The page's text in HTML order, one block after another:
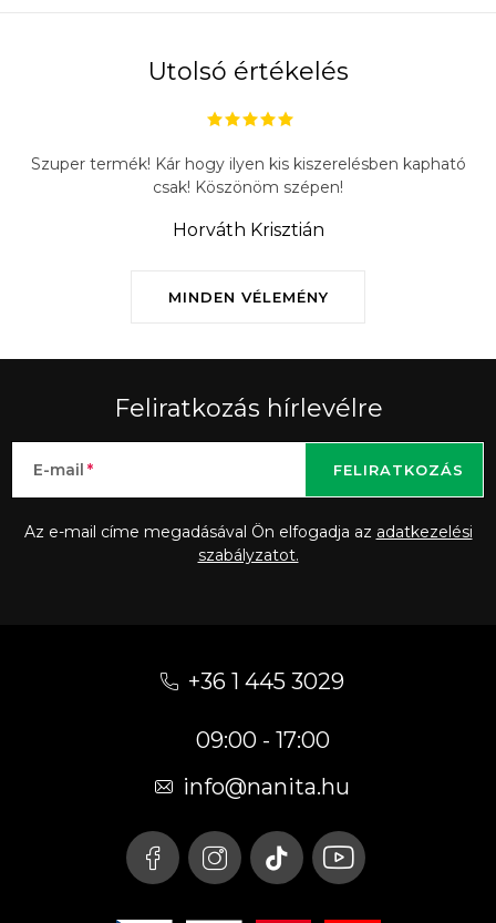
Utolsó értékelés
MINDEN VÉLEMÉNY
Szuper termék! Kár hogy ilyen kis kiszerelésben kapható
csak! Köszönöm szépen!
Horváth Krisztián
Feliratkozás hírlevélre
E-mail
Az e-mail címe megadásával Ön elfogadja az adatkezelési
szabályzatot.
FELIRATKOZÁS
+36 1 445 3029
09:00 - 17:00
info@nanita.hu